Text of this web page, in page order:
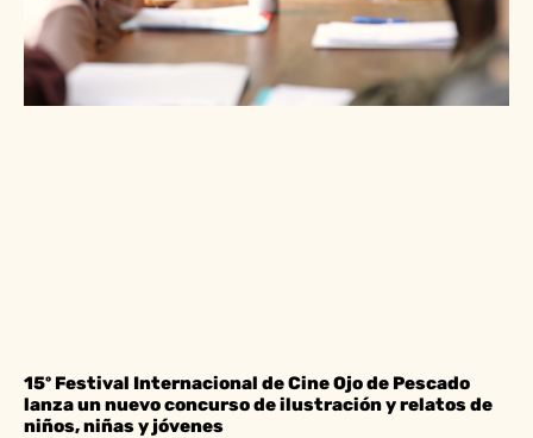
15º Festival Internacional de Cine Ojo de Pescado
lanza un nuevo concurso de ilustración y relatos de
niños, niñas y jóvenes